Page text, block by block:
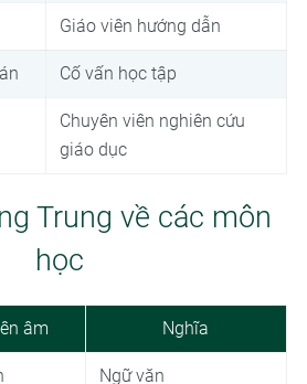
Giáo viên hướng dẫn
Cố vấn học tập
Chuyên viên nghiên cứu
giáo dục
Trung về các môn
học
âm Nghĩa
Ngữ văn